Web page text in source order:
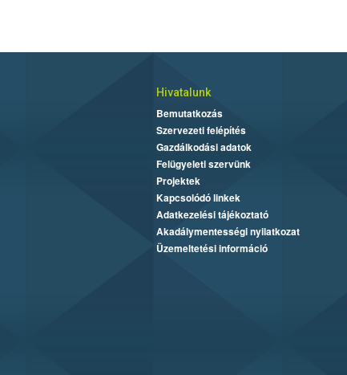
Hivatalunk
Bemutatkozás
Szervezeti felépítés
Gazdálkodási adatok
Felügyeleti szervünk
Projektek
Kapcsolódó linkek
Adatkezelési tájékoztató
Akadálymentességi nyilatkozat
Üzemeltetési információ